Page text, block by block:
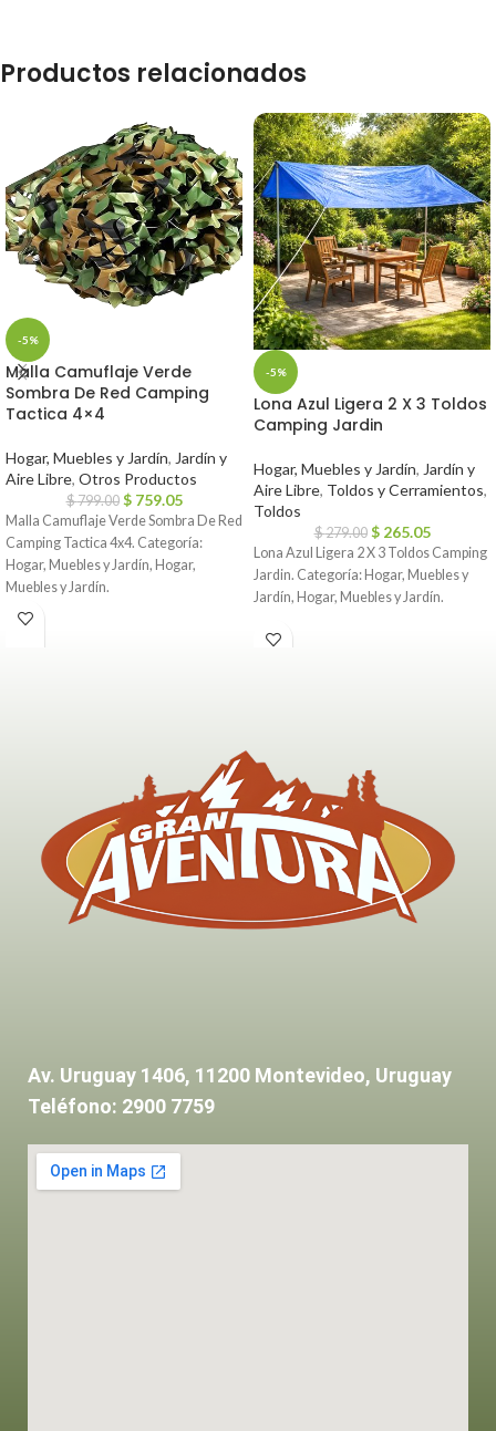
Productos relacionados
-5%
Malla Camuflaje Verde
Sombra De Red Camping
Tactica 4×4
Hogar, Muebles y Jardín, Jardín y
Aire Libre, Otros Productos
$799.00 $ 759.05
Malla Camuflaje Verde Sombra De Red
Camping Tactica 4x4. Categoría:
Hogar, Muebles y Jardín, Hogar,
Muebles y Jardín.
-5%
Lona Azul Ligera 2 X 3 Toldos
Camping Jardin
Hogar, Muebles y Jardín, Jardín y
Aire Libre, Toldos y Cerramientos,
Toldos
$279.00 $ 265.05
Lona Azul Ligera 2 X 3 Toldos Camping
Jardin. Categoría: Hogar, Muebles y
Jardín, Hogar, Muebles y Jardín.
Av. Uruguay 1406, 11200 Montevideo, Uruguay
Teléfono: 2900 7759